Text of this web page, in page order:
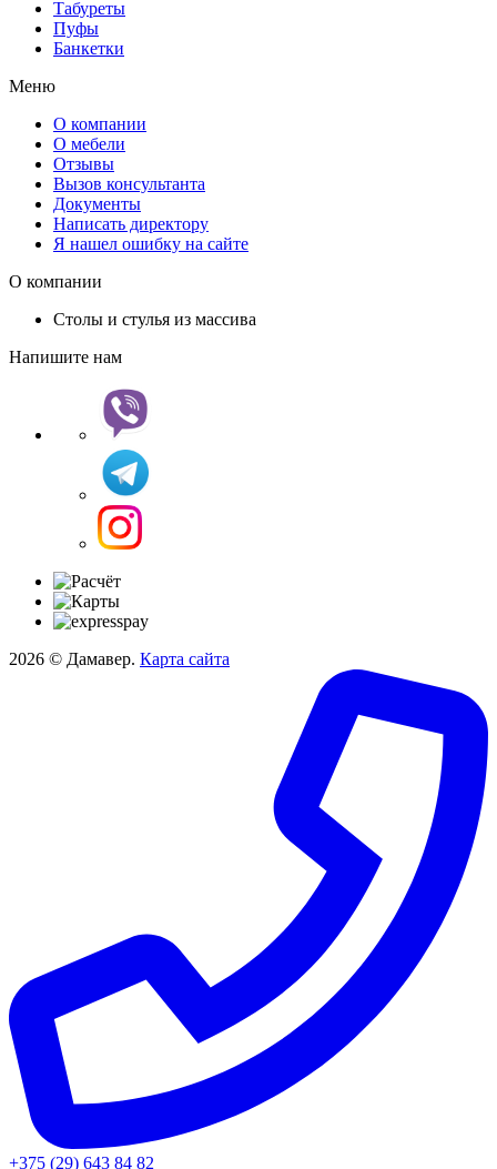
Табуреты
Пуфы
Банкетки
Меню
О компании
О мебели
Отзывы
Вызов консультанта
Документы
Написать директору
Я нашел ошибку на сайте
О компании
Столы и стулья из массива
Напишите нам
2026 © Дамавер. Карта сайта
+375 (29) 643 84 82